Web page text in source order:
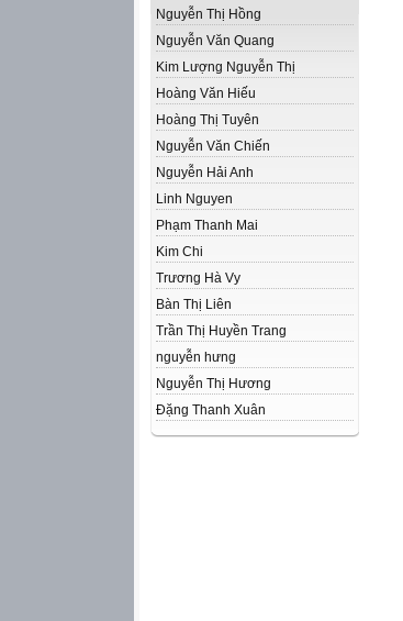
Nguyễn Thị Hồng
Nguyễn Văn Quang
Kim Lượng Nguyễn Thị
Hoàng Văn Hiếu
Hoàng Thị Tuyên
Nguyễn Văn Chiến
Nguyễn Hải Anh
Linh Nguyen
Phạm Thanh Mai
Kim Chi
Trương Hà Vy
Bàn Thị Liên
Trần Thị Huyền Trang
nguyễn hưng
Nguyễn Thị Hương
Đặng Thanh Xuân